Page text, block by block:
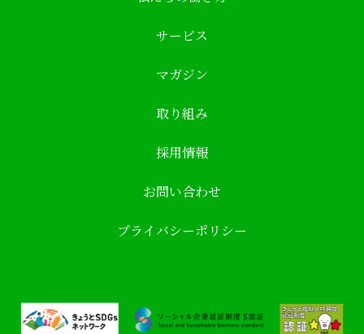
サービス
マガジン
取り組み
採用情報
お問い合わせ
プライバシーポリシー